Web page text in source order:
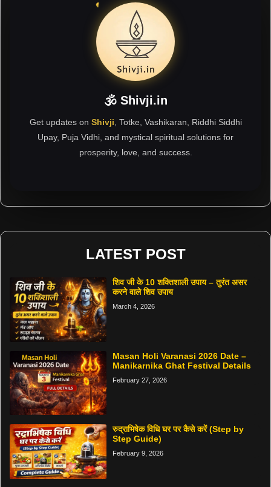
🕉 Shivji.in
Get updates on Shivji , Totke, Vashikaran, Riddhi Siddhi
Upay, Puja Vidhi, and mystical spiritual solutions for
prosperity, love, and success.
LATEST POST
शिव जी के 10 शक्तिशाली उपाय – तुरंत असर
करने वाले शिव उपाय
March 4, 2026
Masan Holi Varanasi 2026 Date –
Manikarnika Ghat Festival Details
February 27, 2026
रुद्राभिषेक विधि घर पर कैसे करें (Step by
Step Guide)
February 9, 2026